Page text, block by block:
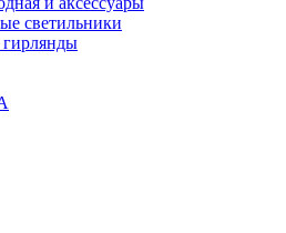
светильники